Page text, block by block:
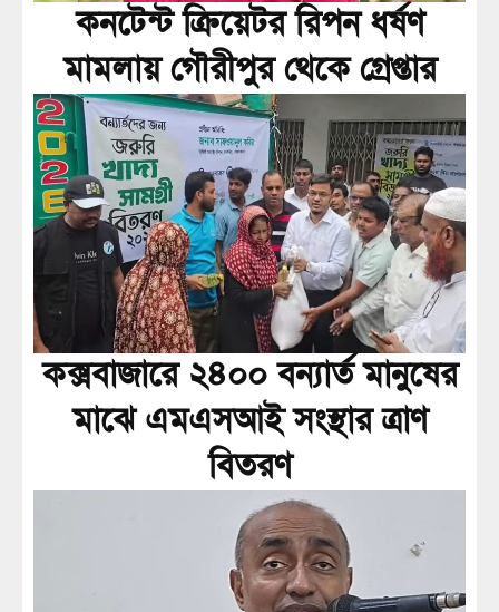
কনটেন্ট ক্রিয়েটর রিপন ধর্ষণ
মামলায় গৌরীপুর থেকে গ্রেপ্তার
কক্সবাজারে ২৪০০ বন্যার্ত মানুষের
মাঝে এমএসআই সংস্থার ত্রাণ
বিতরণ